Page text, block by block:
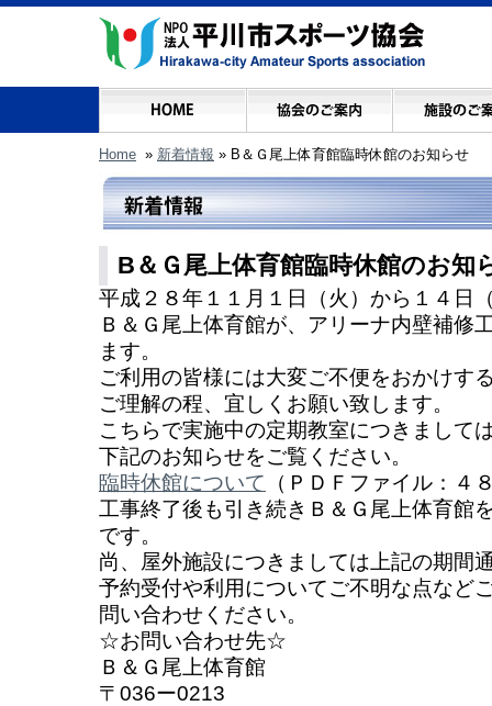
Home » 新着情報 » B＆Ｇ尾上体育館臨時休館のお知らせ
B＆Ｇ尾上体育館臨時休館のお知
平成２８年１１月１日（火）から１４日
Ｂ＆Ｇ尾上体育館が、アリーナ内壁補修
ます。
ご利用の皆様には大変ご不便をおかけす
ご理解の程、宜しくお願い致します。
こちらで実施中の定期教室につきまして
下記のお知らせをご覧ください。
臨時休館について （ＰＤＦファイル：４
工事終了後も引き続きＢ＆Ｇ尾上体育館
です。
尚、屋外施設につきましては上記の期間
予約受付や利用についてご不明な点など
問い合わせください。
☆お問い合わせ先☆
Ｂ＆Ｇ尾上体育館
〒036ー0213